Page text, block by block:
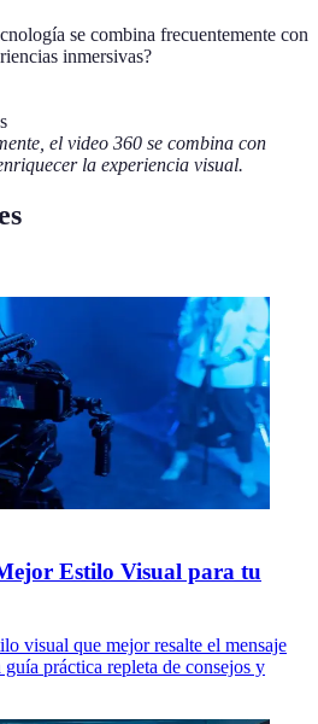
se combina frecuentemente con
inmersivas?
el video 360 se combina con
la experiencia visual.
Estilo Visual para tu
visual que mejor resalte el mensaje
práctica repleta de consejos y